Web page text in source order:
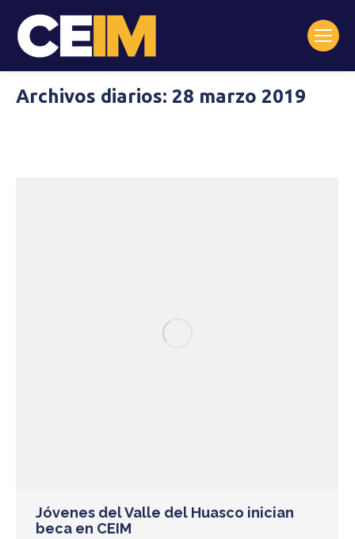
Archivos diarios: 28 marzo 2019
Jóvenes del Valle del Huasco inician
beca en CEIM